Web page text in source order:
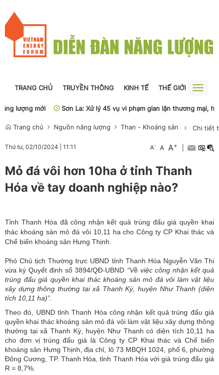
TRANG CHỦ TRUYỀN THÔNG KINH TẾ THẾ GIỚI
Toggle
lượng mới
Sơn La: Xử lý 45 vụ vi phạm gian lận thương mại, hàng
Trang chủ Nguồn năng lượng Than - Khoáng sản Chi tiết
Thứ tư, 02/10/2024 11:11 A- A A+
Mỏ đá vôi hơn 10ha ở tỉnh Thanh
Hóa về tay doanh nghiệp nào?
Tỉnh Thanh Hóa đã công nhận kết quả trúng đấu giá quyền khai
thác khoáng sản mỏ đá vôi 10,11 ha cho Công ty CP Khai thác và
Chế biến khoáng sản Hưng Thịnh.
Phó Chủ tịch Thường trực UBND tỉnh Thanh Hóa Nguyễn Văn Thi
vừa ký Quyết định số 3894/QĐ-UBND “Về việc công nhận kết quả
trúng đấu giá quyền khai thác khoáng sản mỏ đá vôi làm vật liệu
xây dựng thông thường tại xã Thanh Kỳ, huyện Như Thanh (diện
tích 10,11 ha)”.
Theo đó, UBND tỉnh Thanh Hóa công nhận kết quả trúng đấu giá
quyền khai thác khoáng sản mỏ đá vôi làmvật liệu xây dựng thông
thường tại xã Thanh Kỳ, huyện Như Thanh có diện tích 10,11 ha
cho đơn vị trúng đấu giá là Công ty CP Khai thác và Chế biến
khoáng sản Hưng Thịnh, địa chỉ, lô 73 MBQH 1024, phố 6, phường
Đông Cương, TP. Thanh Hóa, tỉnh Thanh Hóa với giá trúng đấu giá
R = 8,7%.